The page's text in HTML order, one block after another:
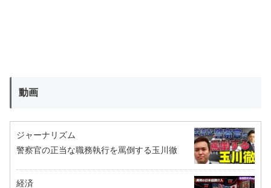
動画
ジャーナリズム
警察官の正当な職務執行を罵倒する玉川徹
経済